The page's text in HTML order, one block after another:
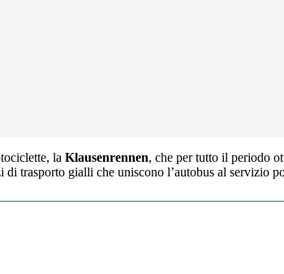
la Klausenrennen, che per tutto il periodo
trasporto gialli che uniscono l’autobus al servizio